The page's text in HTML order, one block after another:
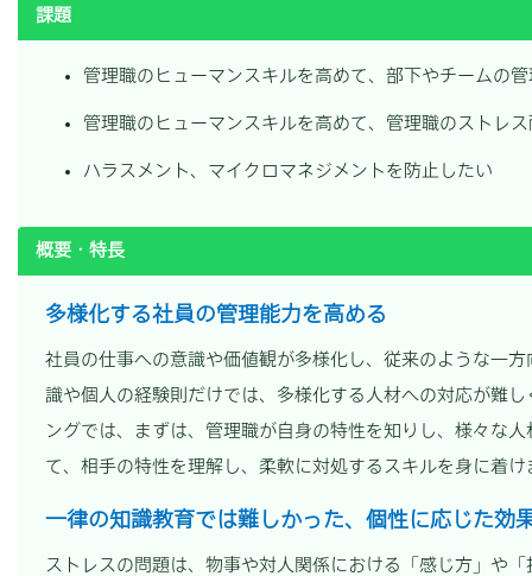
課題
管理職のヒューマンスキルを高めて、部下やチームの
管理職のヒューマンスキルを高めて、管理職のストレ
ハラスメント、マイクロマネジメントを防止したい
概要・特長
多様化する社員の管理能力を高める
社員の仕事への意識や価値観が多様化し、従来のような一
識や個人の経験則だけでは、多様化する人材への対応が難
ングでは、まずは、管理職が自身の特性を知りし、様々な
て、相手の特性を理解し、柔軟に対処するスキルを身に着け
一律の知識教育では難しかった、個性に応じた効
ストレスの問題は、物事や対人関係における「感じ方」や